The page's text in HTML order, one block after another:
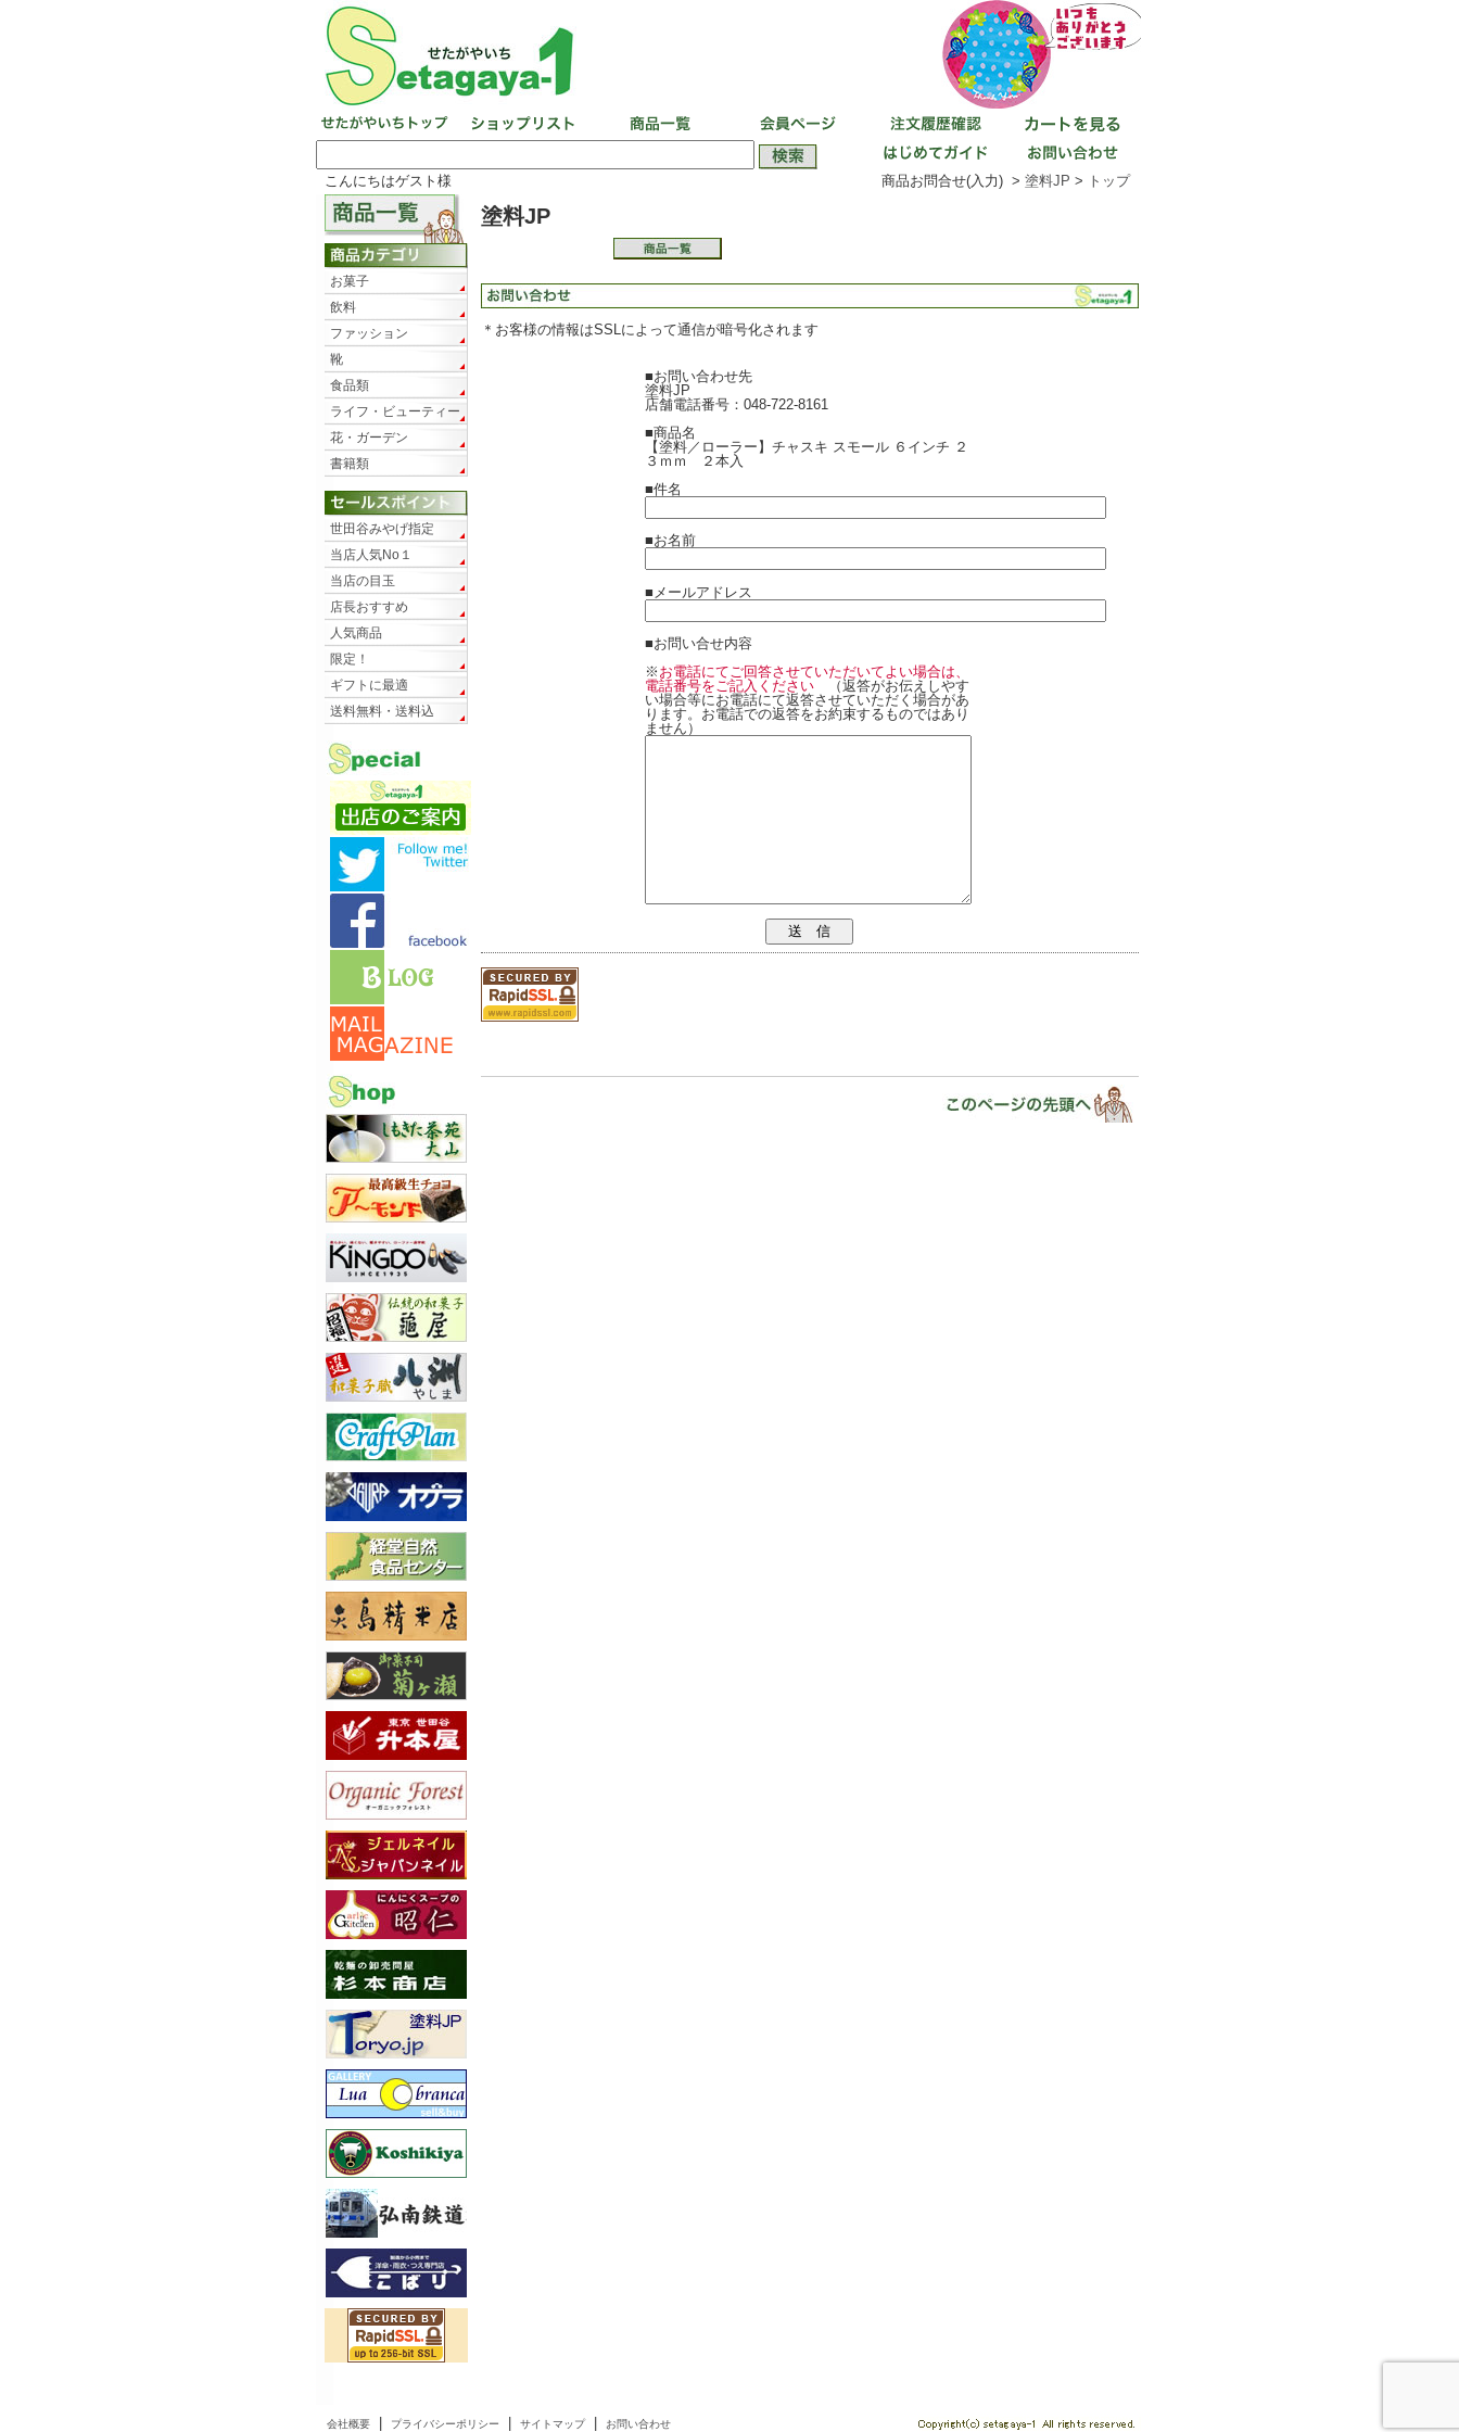
こんにちはゲスト様 商品お問合せ(入力) > 塗料JP > トップ
塗料JP
＊お客様の情報はSSLによって通信が暗号化されます
■お問い合わせ先
塗料JP
店舗電話番号：048-722-8161
■商品名
【塗料／ローラー】チャスキ スモール ６インチ ２
３ｍｍ ２本入
■件名
■お名前
■メールアドレス
■お問い合せ内容
※ お電話にてご回答させていただいてよい場合は、
電話番号をご記入ください （返答がお伝えしやす
い場合等にお電話にて返答させていただく場合があ
ります。お電話での返答をお約束するものではあり
ません）
送 信
お菓子
飲料
ファッション
靴
食品類
ライフ・ビューティー
花・ガーデン
書籍類
世田谷みやげ指定
当店人気No１
当店の目玉
店長おすすめ
人気商品
限定！
ギフトに最適
送料無料・送料込
会社概要| プライバシーポリシー サイトマップ| お問い合わせ